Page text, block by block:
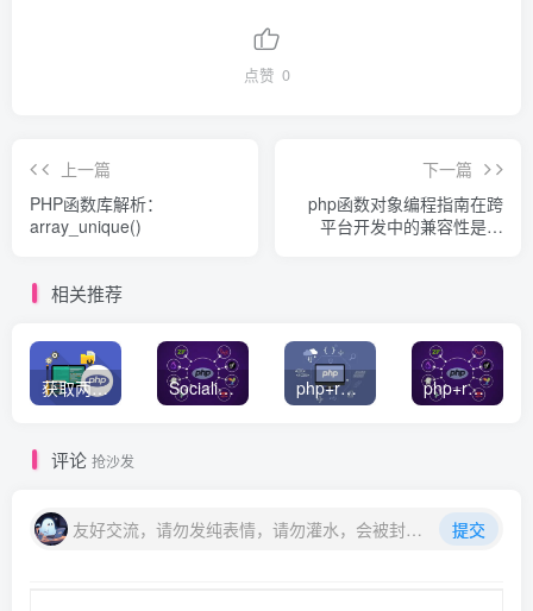
点赞 0
上一篇
PHP函数库解析：
array_unique()
下一篇
php函数对象编程指南在跨
平台开发中的兼容性是什
相关推荐
获取两个数组的交集或者并集数据 Socialite PHP 社交登录统一解决方案 php+redis简单队列实例 php+redis实现消息队列
评论 抢沙发
友好交流，请勿发纯表情，请勿灌水，会被封号喔 提交